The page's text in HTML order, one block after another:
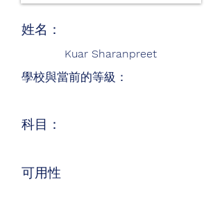
姓名：
Kuar Sharanpreet
學校與當前的等級：
科目：
可用性